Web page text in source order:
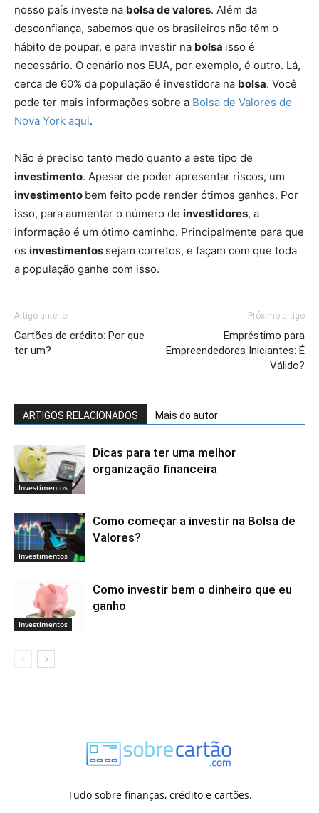
nosso país investe na bolsa de valores. Além da
desconfiança, sabemos que os brasileiros não têm o
hábito de poupar, e para investir na bolsa isso é
necessário. O cenário nos EUA, por exemplo, é outro. Lá,
cerca de 60% da população é investidora na bolsa. Você
pode ter mais informações sobre a Bolsa de Valores de
Nova York aqui.
Não é preciso tanto medo quanto a este tipo de
investimento. Apesar de poder apresentar riscos, um
investimento bem feito pode render ótimos ganhos. Por
isso, para aumentar o número de investidores, a
informação é um ótimo caminho. Principalmente para que
os investimentos sejam corretos, e façam com que toda
a população ganhe com isso.
Artigo anterior
Cartões de crédito: Por que
ter um?
Próximo artigo
Empréstimo para
Empreendedores Iniciantes: É
Válido?
ARTIGOS RELACIONADOS Mais do autor
Investimentos
Dicas para ter uma melhor
organização financeira
Investimentos
Como começar a investir na Bolsa de
Valores?
Investimentos
Como investir bem o dinheiro que eu
ganho
Tudo sobre finanças, crédito e cartões.